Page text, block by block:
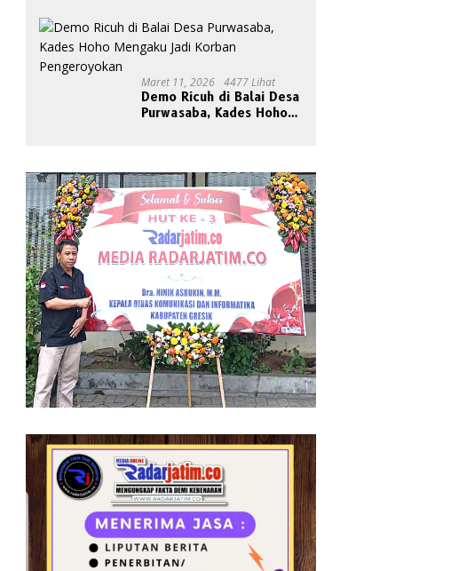
Maret 11, 2026 4477 Lihat
Demo Ricuh di Balai Desa
Purwasaba, Kades Hoho